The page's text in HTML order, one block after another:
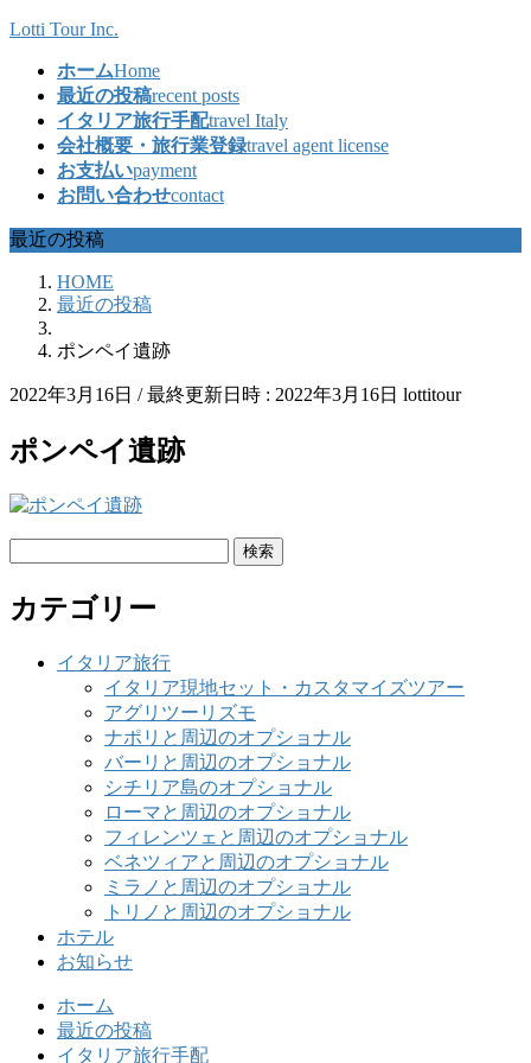
コ
ッ
プ
ナ
移
動
Lotti Tour Inc.
ホームHome
最近の投稿recent posts
イタリア旅行手配travel Italy
会社概要・旅行業登録travel agent license
お支払いpayment
お問い合わせcontact
最近の投稿
HOME
最近の投稿
ポンペイ遺跡
2022年3月16日 / 最終更新日時 : 2022年3月16日 lottitour
ポンペイ遺跡
カテゴリー
イタリア旅行
イタリア現地セット・カスタマイズツアー
アグリツーリズモ
ナポリと周辺のオプショナル
バーリと周辺のオプショナル
シチリア島のオプショナル
ローマと周辺のオプショナル
フィレンツェと周辺のオプショナル
ベネツィアと周辺のオプショナル
ミラノと周辺のオプショナル
トリノと周辺のオプショナル
ホテル
お知らせ
ホーム
最近の投稿
イタリア旅行手配